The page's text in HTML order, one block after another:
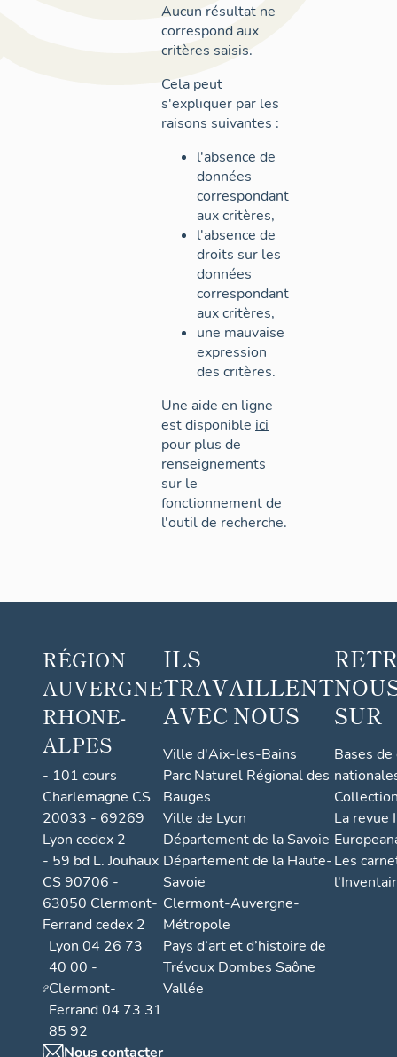
Aucun résultat ne
correspond aux
critères saisis.
Cela peut
s'expliquer par les
raisons suivantes :
l'absence de
données
correspondant
aux critères,
l'absence de
droits sur les
données
correspondant
aux critères,
une mauvaise
expression
des critères.
Une aide en ligne
est disponible ici
pour plus de
renseignements
sur le
fonctionnement de
l'outil de recherche.
RÉGION
AUVERGNE
RHONE-
ALPES
- 101 cours
Charlemagne CS
20033 - 69269
Lyon cedex 2
- 59 bd L. Jouhaux
CS 90706 -
63050 Clermont-
Ferrand cedex 2
Lyon 04 26 73
40 00 -
Clermont-
Ferrand 04 73 31
85 92
Nous contacter
ILS
TRAVAILLENT
AVEC NOUS
Ville d'Aix-les-Bains
Parc Naturel Régional des
Bauges
Ville de Lyon
Département de la Savoie
Département de la Haute-
Savoie
Clermont-Auvergne-
Métropole
Pays d’art et d’histoire de
Trévoux Dombes Saône
Vallée
SUR
Bases
La revue
Les